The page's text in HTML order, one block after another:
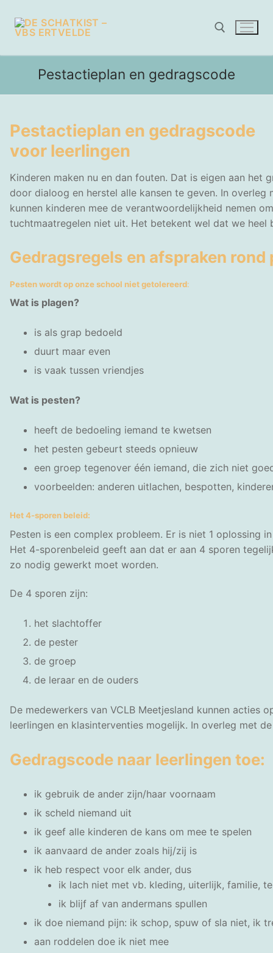
inhoud
springen
Zoeken naar:
Pestactieplan en gedragscode
Pestactieplan en gedragscode
voor leerlingen
Kinderen maken nu en dan fouten. Dat is eigen aan
door dialoog en herstel alle kansen te geven. In
kunnen kinderen mee de verantwoordelijkheid nemen
tuchtmaatregelen niet uit. Het betekent wel dat we
Gedragsregels en afspraken rond
Pesten wordt op onze school niet getolereerd:
Wat is plagen?
is als grap bedoeld
duurt maar even
is vaak tussen vriendjes
Wat is pesten?
heeft de bedoeling iemand te kwetsen
het pesten gebeurt steeds opnieuw
een groep tegenover één iemand, die zich niet
voorbeelden: anderen uitlachen, bespotten,
Het 4-sporen beleid:
Pesten is een complex probleem. Er is niet 1 oplossing
Het 4-sporenbeleid geeft aan dat er aan 4 sporen
zo nodig gewerkt moet worden.
De 4 sporen zijn:
het slachtoffer
de pester
de groep
de leraar en de ouders
De medewerkers van VCLB Meetjesland kunnen
leerlingen en klasinterventies mogelijk. In overleg met
Gedragscode naar leerlingen toe:
ik gebruik de ander zijn/haar voornaam
ik scheld niemand uit
ik geef alle kinderen de kans om mee te spelen
ik aanvaard de ander zoals hij/zij is
ik heb respect voor elk ander, dus
ik lach niet met vb. kleding, uiterlijk, familie,
ik blijf af van andermans spullen
ik doe niemand pijn: ik schop, spuw of sla niet, ik
aan roddelen doe ik niet mee